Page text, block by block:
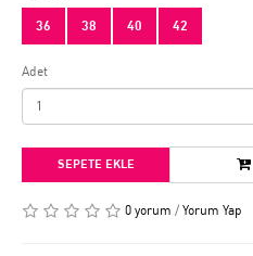
36 38 40 42
Adet
SEPETE EKLE
0 yorum / Yorum Yap